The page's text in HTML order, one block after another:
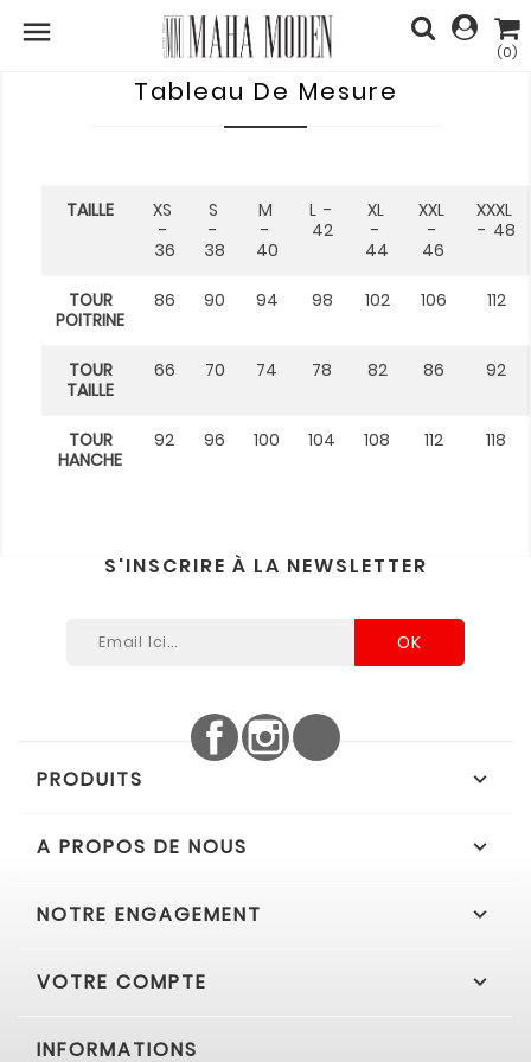

(0)
Tableau De Mesure
TAILLE
XS
-
36
S
-
38
M
-
40
L -
42
XL
-
44
XXL
-
46
XXXL
- 48
TOUR
POITRINE
86 90 94 98 102 106 112
TOUR
TAILLE
66 70 74 78 82 86 92
TOUR
HANCHE
92 96 100 104 108 112 118
S'INSCRIRE À LA NEWSLETTER
FacebookInstagram
PRODUITS 
A PROPOS DE NOUS 
NOTRE ENGAGEMENT 
VOTRE COMPTE 
INFORMATIONS